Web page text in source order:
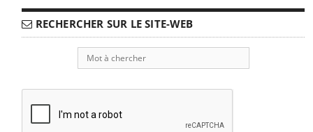
RECHERCHER SUR LE SITE-WEB